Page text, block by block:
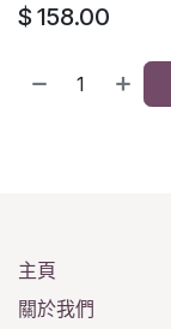
$ 158.00
主頁
關於我們